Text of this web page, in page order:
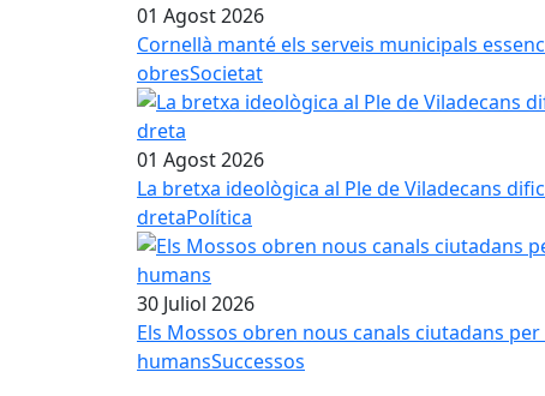
01 Agost 2026
Cornellà manté els serveis municipals
obresSocietat
01 Agost 2026
La bretxa ideològica al Ple de Viladecans
dretaPolítica
30 Juliol 2026
Els Mossos obren nous canals ciutadans
humansSuccessos